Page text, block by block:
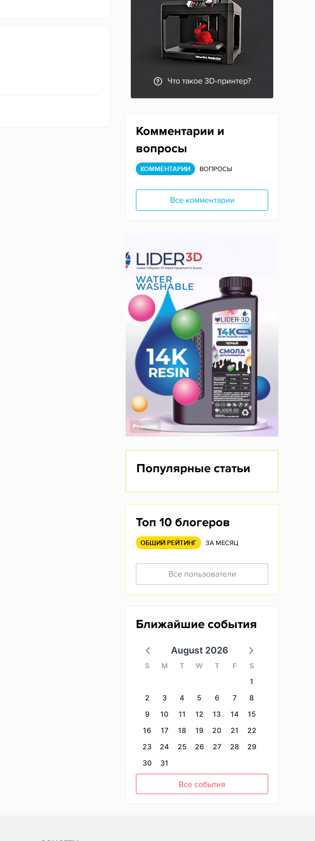
Что такое 3D-принтер?
Комментарии и
вопросы
КОММЕНТАРИИ ВОПРОСЫ
Все комментарии
Реклама
Популярные статьи
Топ 10 блогеров
ОБЩИЙ РЕЙТИНГ ЗА МЕСЯЦ
Все пользователи
Ближайшие события
August 2026
S M T W T F
S
1
2
3 4 5 6 7
8
9
10 11 12 13 14
15
16
17 18 19 20 21
22
23
24 25 26 27 28
29
30
31
Все события